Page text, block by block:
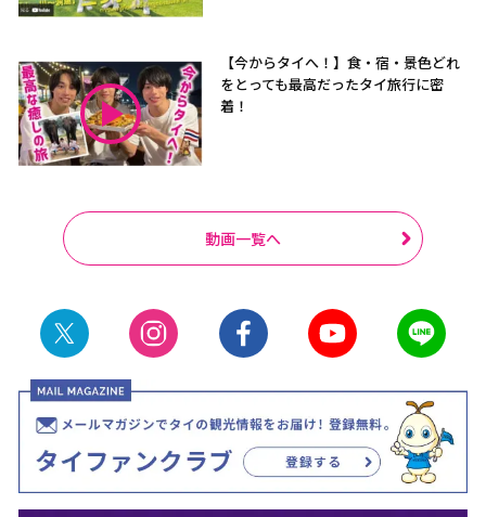
【今からタイへ！】食・宿・景色どれ
をとっても最高だったタイ旅行に密
着！
動画一覧へ